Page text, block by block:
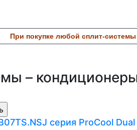
При покупке любой сплит-
–
серия ProCool